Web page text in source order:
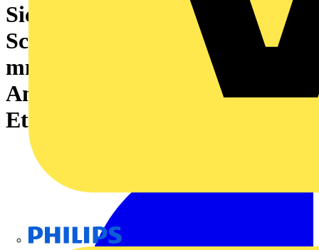
Sicherungs-Reihenklemme,
Schraubanschluss, blau, 4
mm², 6.3 A, 150 V, Anzahl
Anschlüsse: 2, Anzahl der
Etagen: 1, TS 35